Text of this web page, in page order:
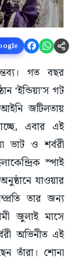
গত বছর
‘ইন্ডিয়া’স গট
আইনি জটিলতায়
এবার এই
ভাট ও শর্বরী
স্পাই
যাওয়ার
তার জন্য
জুলাই মাসে
অভিনীত এই
তাঁরা। শোনা